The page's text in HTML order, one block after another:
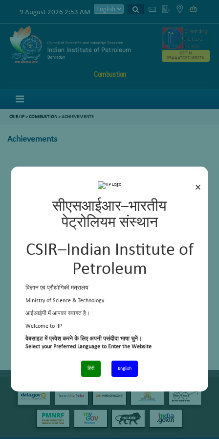
×
सीएसआईआर–भारतीय
पेट्रोलियम संस्थान
CSIR–Indian Institute of
Petroleum
विज्ञान एवं प्रौद्योगिकी मंत्रालय
Ministry of Science & Technology
आईआईपी में आपका स्वागत है।
Welcome to IIP
वेबसाइट में प्रवेश करने के लिए अपनी पसंदीदा भाषा चुनें।
Select your Preferred Language to Enter the Website
हिंदी English
9 August 2026 2:53 AM
Combustion
GSTIN
05AAATC2716R2ZK
CSIR IIP>COMBUSTION>ACHIEVEMENTS
Achievements
VASVIK Industrial Research Award for Mech. Sciences and Technology
CSIR best technology award in Mech. Engg. and Technology